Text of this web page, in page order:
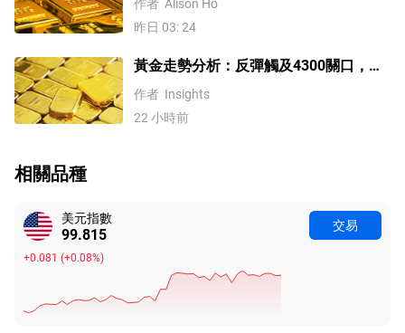
昨日 03: 24
黃金走勢分析：反彈觸及4300關口，
「雙底」確立劍指這一目標！
作者 Insights
22 小時前
相關品種
美元指數
99.815
+0.081 (+0.08%)
交易